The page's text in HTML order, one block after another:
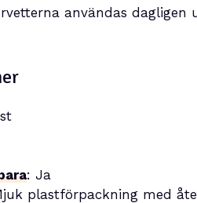
användas
: Ja
plastförpackning med